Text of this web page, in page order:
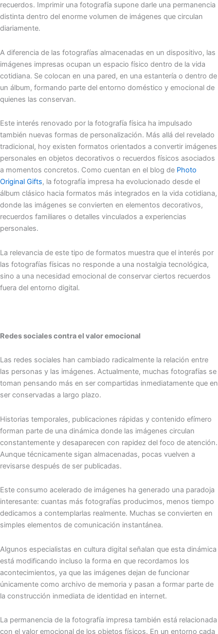
recuerdos. Imprimir una fotografía supone darle una permanencia
distinta dentro del enorme volumen de imágenes que circulan
diariamente.
A diferencia de las fotografías almacenadas en un dispositivo, las
imágenes impresas ocupan un espacio físico dentro de la vida
cotidiana. Se colocan en una pared, en una estantería o dentro de
un álbum, formando parte del entorno doméstico y emocional de
quienes las conservan.
Este interés renovado por la fotografía física ha impulsado
también nuevas formas de personalización. Más allá del revelado
tradicional, hoy existen formatos orientados a convertir imágenes
personales en objetos decorativos o recuerdos físicos asociados
a momentos concretos. Como cuentan en el blog de Photo
Original Gifts, la fotografía impresa ha evolucionado desde el
álbum clásico hacia formatos más integrados en la vida cotidiana,
donde las imágenes se convierten en elementos decorativos,
recuerdos familiares o detalles vinculados a experiencias
personales.
La relevancia de este tipo de formatos muestra que el interés por
las fotografías físicas no responde a una nostalgia tecnológica,
sino a una necesidad emocional de conservar ciertos recuerdos
fuera del entorno digital.
Redes sociales contra el valor emocional
Las redes sociales han cambiado radicalmente la relación entre
las personas y las imágenes. Actualmente, muchas fotografías se
toman pensando más en ser compartidas inmediatamente que en
ser conservadas a largo plazo.
Historias temporales, publicaciones rápidas y contenido efímero
forman parte de una dinámica donde las imágenes circulan
constantemente y desaparecen con rapidez del foco de atención.
Aunque técnicamente sigan almacenadas, pocas vuelven a
revisarse después de ser publicadas.
Este consumo acelerado de imágenes ha generado una paradoja
interesante: cuantas más fotografías producimos, menos tiempo
dedicamos a contemplarlas realmente. Muchas se convierten en
simples elementos de comunicación instantánea.
Algunos especialistas en cultura digital señalan que esta dinámica
está modificando incluso la forma en que recordamos los
acontecimientos, ya que las imágenes dejan de funcionar
únicamente como archivo de memoria y pasan a formar parte de
la construcción inmediata de identidad en internet.
La permanencia de la fotografía impresa también está relacionada
con el valor emocional de los objetos físicos. En un entorno cada